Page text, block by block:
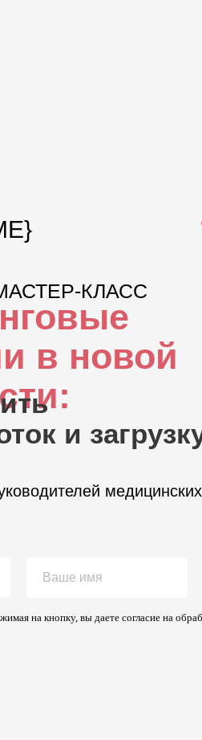
в новой
КЛАСС
на кнопку, вы даете согласие на
медицинских
и